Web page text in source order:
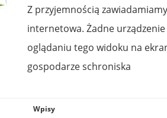
Z przyjemnością
internetowa. Żadne
oglądaniu tego widoku na
gospodarze schroniska
Wpisy